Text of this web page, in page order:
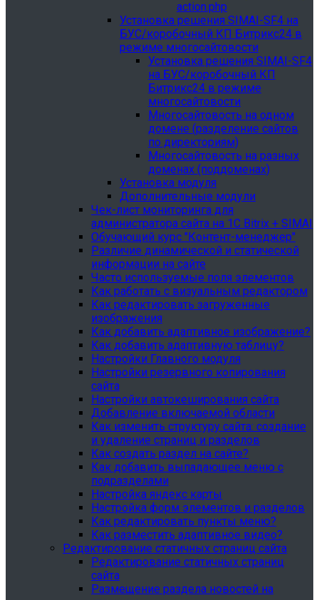
action.php
Установка решения SIMAI-SF4 на
БУС/коробочный КП Битрикс24 в
режиме многосайтовости
Установка решения SIMAI-SF4
на БУС/коробочный КП
Битрикс24 в режиме
многосайтовости
Многосайтовость на одном
домене (разделение сайтов
по директориям)
Многосайтовость на разных
доменах (поддоменах)
Установка модуля
Дополнительные модули
Чек-лист мониторинга для
администратора сайта на 1С Bitrix + SIMAI
Обучающий курс "Контент-менеджер"
Различие динамической и статической
информации на сайте
Часто используемые поля элементов
Как работать с визуальным редактором
Как редактировать загруженные
изображения
Как добавить адаптивное изображение?
Как добавить адаптивную таблицу?
Настройки Главного модуля
Настройки резервного копирования
сайта
Настройки автокеширования сайта
Добавление включаемой области
Как изменить структуру сайта: создание
и удаление страниц и разделов
Как создать раздел на сайте?
Как добавить выпадающее меню с
подразделами
Настройка яндекс карты
Настройка форм элементов и разделов
Как редактировать пункты меню?
Как разместить адаптивное видео?
Редактирование статичных страниц сайта
Редактирование статичных страниц
сайта
Размещение раздела новостей на